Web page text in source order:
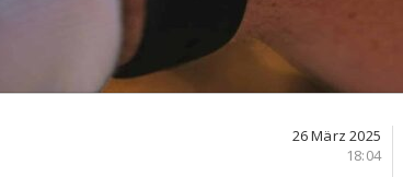
26 März 2025
18:04